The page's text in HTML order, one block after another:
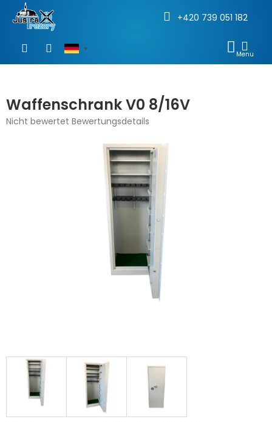
springen
+420 739 051 182
Waffenschrank V0 8/16V
Die
Nicht bewertet Bewertungsdetails